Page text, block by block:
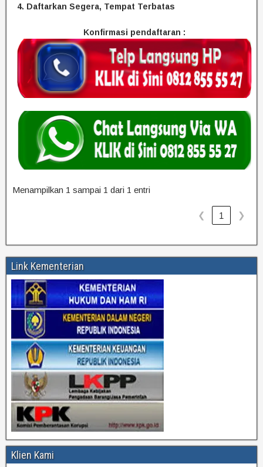
4. Daftarkan Segera, Tempat Terbatas
Konfirmasi pendaftaran :
Menampilkan 1 sampai 1 dari 1 entri
❮ 1 ❯
Link Kementerian
Klien Kami